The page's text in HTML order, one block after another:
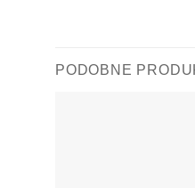
PODOBNE